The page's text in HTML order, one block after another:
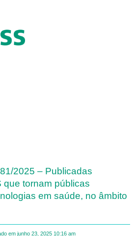
2025 – Publicadas
que tornam públicas
em saúde, no âmbito
em junho 23, 2025 10:16 am